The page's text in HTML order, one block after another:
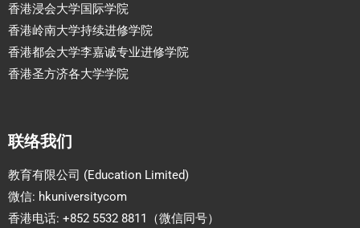
香港浸会大学国际学院
香港岭南大学持续进修学院
香港都会大学李嘉诚专业进修学院
香港圣方济各大学学院
联络我们
教育有限公司 (Education Limited)
微信: hkuniversitycom
香港电话: +852 5532 8811（微信同号）